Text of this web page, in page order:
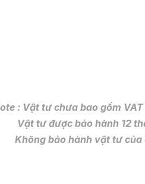
: Vật tư chưa bao gồm VAT
tư được bảo hành 12
bảo hành vật tư của